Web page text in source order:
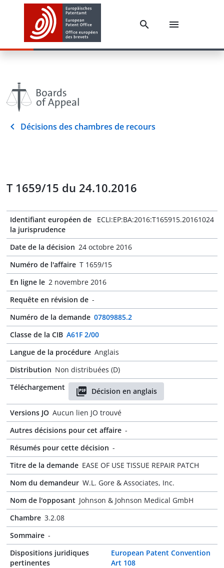
Décisions des chambres de recours
T 1659/15 du 24.10.2016
Identifiant européen de
la jurisprudence
ECLI:EP:BA:2016:T165915.20161024
Date de la décision 24 octobre 2016
Numéro de l'affaire T 1659/15
En ligne le 2 novembre 2016
Requête en révision de -
Numéro de la demande 07809885.2
Classe de la CIB A61F 2/00
Langue de la procédure Anglais
Distribution Non distribuées (D)
Téléchargement
Décision en anglais
Versions JO Aucun lien JO trouvé
Autres décisions pour cet affaire -
Résumés pour cette décision -
Titre de la demande EASE OF USE TISSUE REPAIR PATCH
Nom du demandeur W.L. Gore & Associates, Inc.
Nom de l'opposant Johnson & Johnson Medical GmbH
Chambre 3.2.08
Sommaire -
Dispositions juridiques
pertinentes
European Patent Convention
Art 108